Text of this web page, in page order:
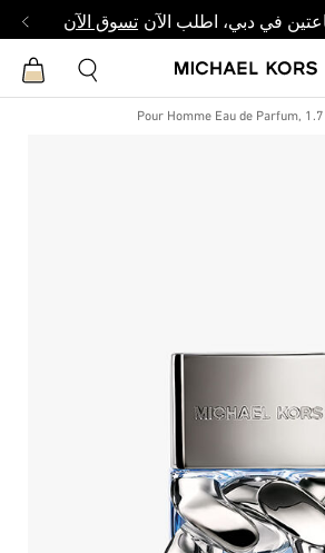
في دبي، اطلب الآن تسوق الآن
Pour Homme Eau de Parfum, 1.7